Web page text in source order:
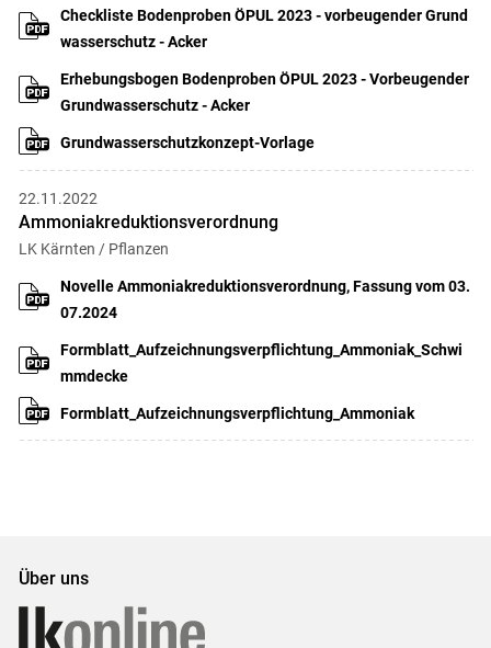
Checkliste Bodenproben ÖPUL 2023 - vorbeugender Grund
wasserschutz - Acker
Erhebungsbogen Bodenproben ÖPUL 2023 - Vorbeugender
Grundwasserschutz - Acker
Grundwasserschutzkonzept-Vorlage
Ammoniakreduktionsverordnung
LK Kärnten / Pflanzen
Novelle Ammoniakreduktionsverordnung, Fassung vom 03.
07.2024
Formblatt_Aufzeichnungsverpflichtung_Ammoniak_Schwi
mmdecke
Formblatt_Aufzeichnungsverpflichtung_Ammoniak
22.11.2022
Über uns